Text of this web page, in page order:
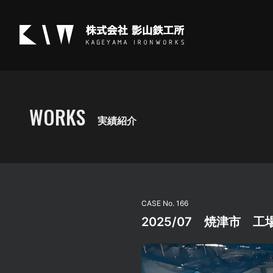
WORKS 実績紹介
CASE No. 166
2025/07 焼津市 工